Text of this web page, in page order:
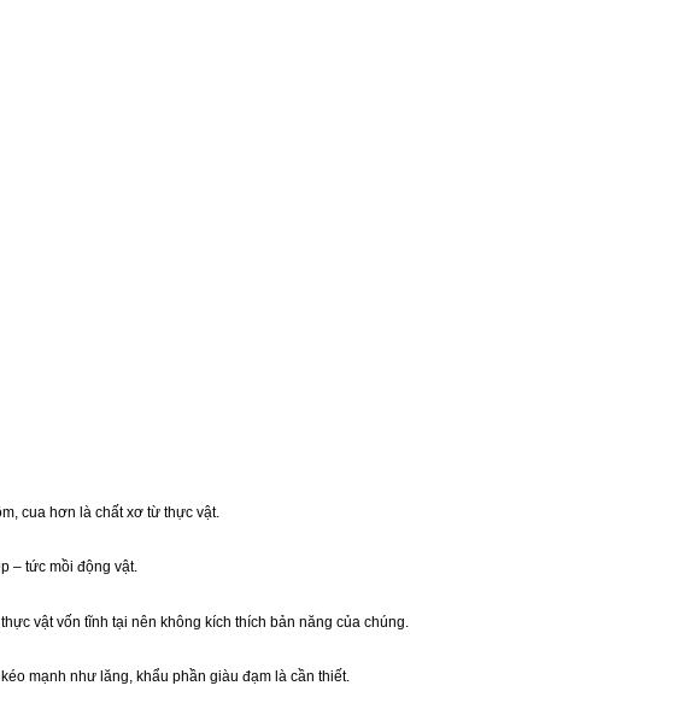
cua hơn là chất xơ từ thực vật.
– tức mồi động vật.
vật vốn tĩnh tại nên không kích thích bản năng của chúng.
mạnh như lăng, khẩu phần giàu đạm là cần thiết.